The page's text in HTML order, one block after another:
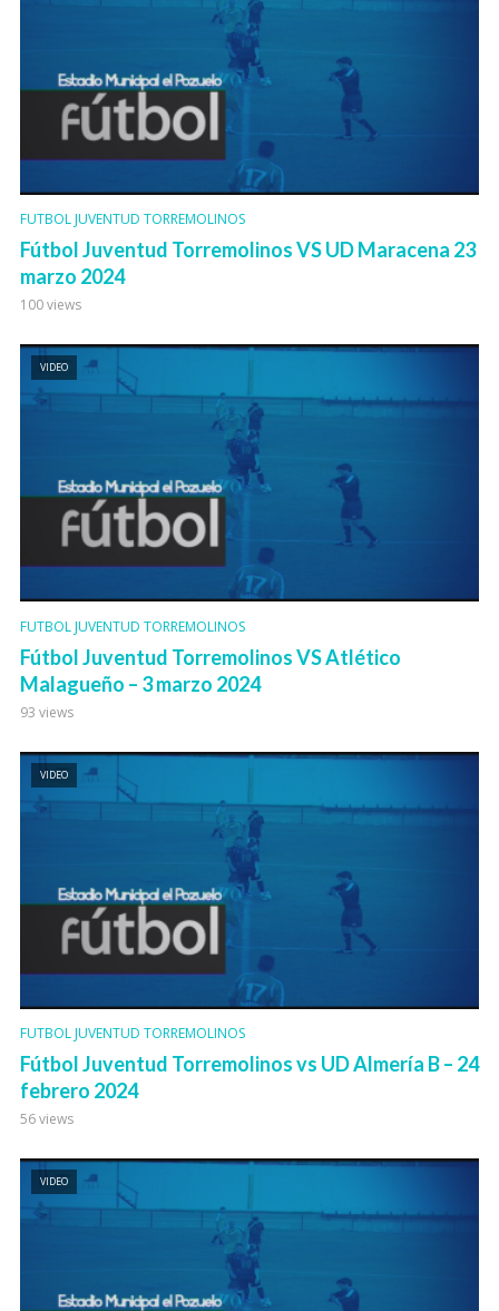
FUTBOL JUVENTUD TORREMOLINOS
Fútbol Juventud Torremolinos VS UD Maracena 23
marzo 2024
100 views
VIDEO
FUTBOL JUVENTUD TORREMOLINOS
Fútbol Juventud Torremolinos VS Atlético
Malagueño – 3 marzo 2024
93 views
VIDEO
FUTBOL JUVENTUD TORREMOLINOS
Fútbol Juventud Torremolinos vs UD Almería B – 24
febrero 2024
56 views
VIDEO